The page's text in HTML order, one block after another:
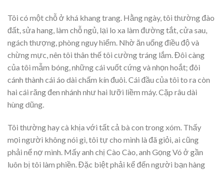
Tôi có một chỗ ở khá khang trang. Hằng ngày, tôi thường đào
đất, sửa hang, làm chỗ ngủ, lại lo xa làm đường tắt, cửa sau,
ngách thượng, phòng nguy hiểm. Nhờ ăn uống điều độ và
chừng mực, nên tôi thân thế tôi cường tráng lắm. Đôi càng
của tôi mẫm bóng, những cái vuốt cứng và nhọn hoắt; đôi
cánh thành cái áo dài chấm kín đuôi. Cái đầu của tôi to ra còn
hai cái răng đen nhánh như hai lưỡi liềm máy. Cặp râu dài
hùng dũng.
Tôi thường hay cà khịa với tất cả bà con trong xóm. Thấy
mọi người không nói gì, tôi tự cho mình là đã giỏi, ai cũng
phải nể nợ mình. Mấy anh chị Cào Cào, anh Gọng Vó ở gần
luôn bị tôi làm phiền. Đặc biệt phải kể đến người bạn hàng